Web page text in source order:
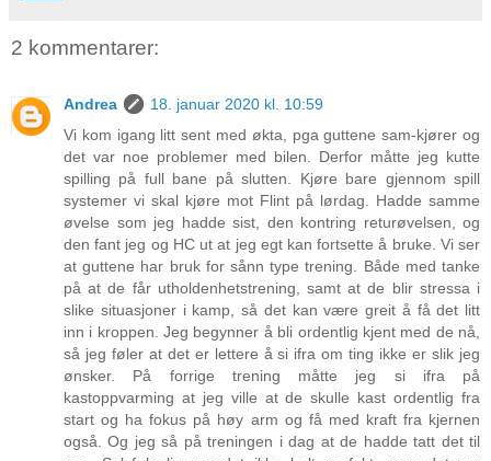
2 kommentarer:
Andrea
18. januar 2020 kl. 10:59
Vi kom igang litt sent med økta, pga guttene sam-kjører og
det var noe problemer med bilen. Derfor måtte jeg kutte
spilling på full bane på slutten. Kjøre bare gjennom spill
systemer vi skal kjøre mot Flint på lørdag. Hadde samme
øvelse som jeg hadde sist, den kontring returøvelsen, og
den fant jeg og HC ut at jeg egt kan fortsette å bruke. Vi ser
at guttene har bruk for sånn type trening. Både med tanke
på at de får utholdenhetstrening, samt at de blir stressa i
slike situasjoner i kamp, så det kan være greit å få det litt
inn i kroppen. Jeg begynner å bli ordentlig kjent med de nå,
så jeg føler at det er lettere å si ifra om ting ikke er slik jeg
ønsker. På forrige trening måtte jeg si ifra på
kastoppvarming at jeg ville at de skulle kast ordentlig fra
start og ha fokus på høy arm og få med kraft fra kjernen
også. Og jeg så på treningen i dag at de hadde tatt det til